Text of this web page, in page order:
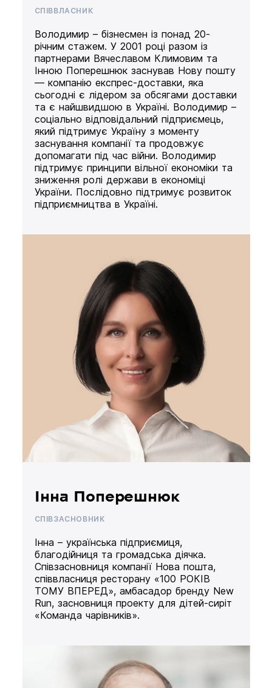
СПІВВЛАСНИК
Володимир – бізнесмен із понад 20-
річним стажем. У 2001 році разом із
партнерами Вячеславом Климовим та
Інною Поперешнюк заснував Нову пошту
— компанію експрес-доставки, яка
сьогодні є лідером за обсягами доставки
та є найшвидшою в Україні. Володимир –
соціально відповідальний підприємець,
який підтримує Україну з моменту
заснування компанії та продовжує
допомагати під час війни. Володимир
підтримує принципи вільної економіки та
зниження ролі держави в економіці
України. Послідовно підтримує розвиток
підприємництва в Україні.
Інна Поперешнюк
СПІВЗАСНОВНИК
Інна – українська підприємиця,
благодійниця та громадська діячка.
Співзасновниця компанії Нова пошта,
співвласниця ресторану «100 РОКІВ
ТОМУ ВПЕРЕД», амбасадор бренду New
Run, засновниця проекту для дітей-сиріт
«Команда чарівників».